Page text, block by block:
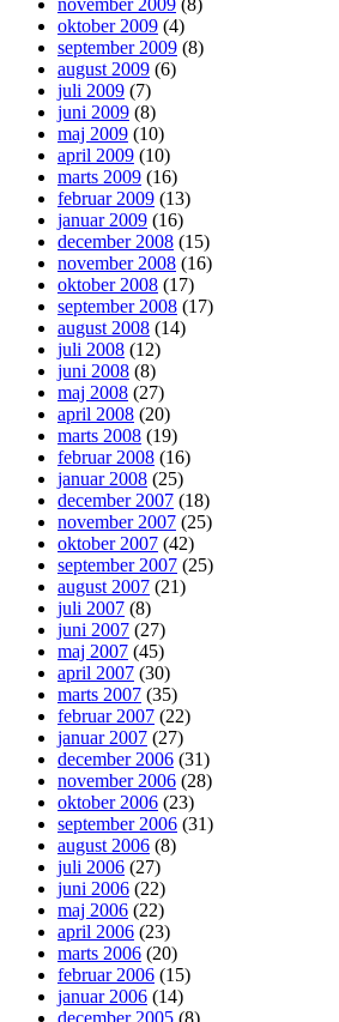
oktober 2009 (4)
september 2009 (8)
august 2009 (6)
juli 2009 (7)
juni 2009 (8)
maj 2009 (10)
april 2009 (10)
marts 2009 (16)
februar 2009 (13)
januar 2009 (16)
december 2008 (15)
november 2008 (16)
oktober 2008 (17)
september 2008 (17)
august 2008 (14)
juli 2008 (12)
juni 2008 (8)
maj 2008 (27)
april 2008 (20)
marts 2008 (19)
februar 2008 (16)
januar 2008 (25)
december 2007 (18)
november 2007 (25)
oktober 2007 (42)
september 2007 (25)
august 2007 (21)
juli 2007 (8)
juni 2007 (27)
maj 2007 (45)
april 2007 (30)
marts 2007 (35)
februar 2007 (22)
januar 2007 (27)
december 2006 (31)
november 2006 (28)
oktober 2006 (23)
september 2006 (31)
august 2006 (8)
juli 2006 (27)
juni 2006 (22)
maj 2006 (22)
april 2006 (23)
marts 2006 (20)
februar 2006 (15)
januar 2006 (14)
december 2005 (8)